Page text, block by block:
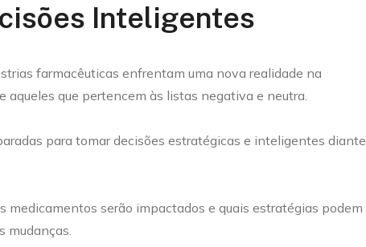
Inteligentes
farmacêuticas enfrentam uma nova realidade na
que pertencem às listas negativa e neutra.
para tomar decisões estratégicas e inteligentes diante
medicamentos serão impactados e quais estratégias podem
mudanças.